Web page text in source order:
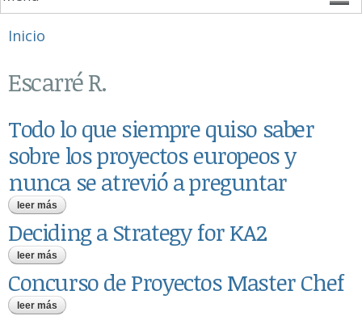
Se encuentra usted aquí
Inicio
Escarré R.
Todo lo que siempre quiso saber
sobre los proyectos europeos y
nunca se atrevió a preguntar
leer más sobre todo lo que siempre quiso saber sobre los proyectos
europeos y nunca se atrevió a preguntar
Deciding a Strategy for KA2
leer más sobre deciding a strategy for ka2
Concurso de Proyectos Master Chef
leer más sobre concurso de proyectos master chef